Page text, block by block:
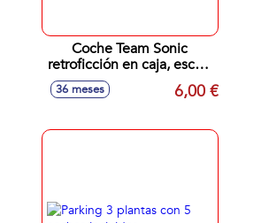
Coche Team Sonic
retroficción en caja, escala
1:43 - Modelos surtidos
36 meses 6,00 €